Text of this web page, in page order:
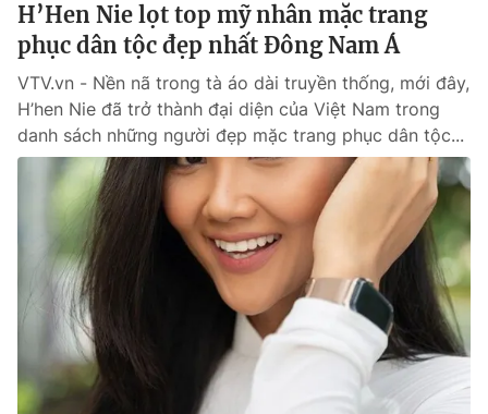
H’Hen Nie lọt top mỹ nhân mặc trang
phục dân tộc đẹp nhất Đông Nam Á
VTV.vn - Nền nã trong tà áo dài truyền thống, mới đây,
H’hen Nie đã trở thành đại diện của Việt Nam trong
danh sách những người đẹp mặc trang phục dân tộc...